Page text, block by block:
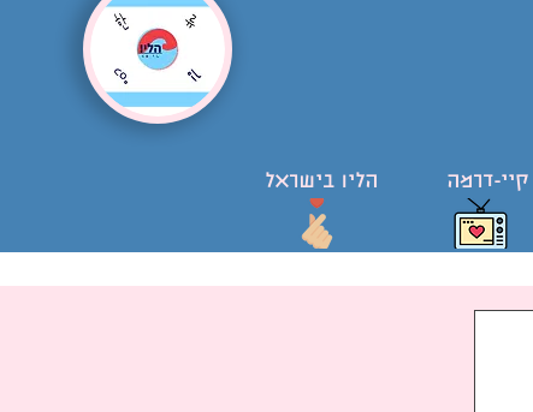
הליו בישראל קיי-דרמה